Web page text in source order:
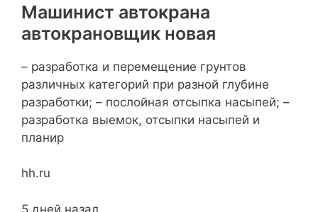
Машинист автокрана
автокрановщик новая
– разработка и перемещение грунтов
различных категорий при разной глубине
разработки; – послойная отсыпка насыпей; –
разработка выемок, отсыпки насыпей и
планир
hh.ru
5 дней назад